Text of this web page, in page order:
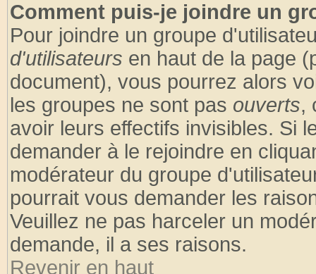
Comment puis-je joindre un
Pour joindre un groupe
d'utilisateurs en haut de la page
document), vous pourrez alors
les groupes ne sont pas ouverts,
avoir leurs effectifs invisibles. Si
demander à le rejoindre en
modérateur du groupe
pourrait vous demander les
Veuillez ne pas harceler un
demande, il a ses raisons.
Revenir en haut